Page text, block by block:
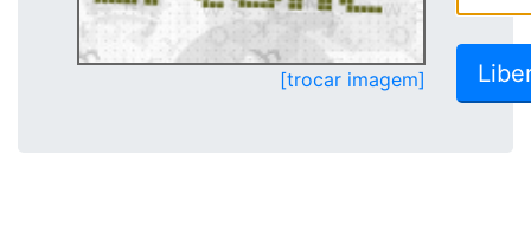
[trocar imagem]